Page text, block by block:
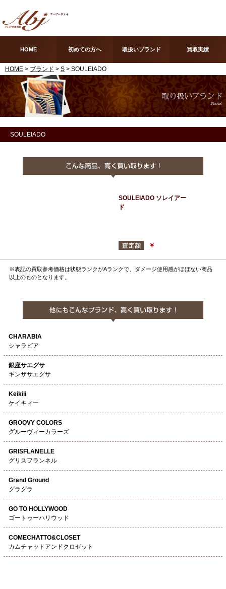
HOME 初めての方へ 取扱いブランド 買取実績
HOME > ブランド > S > SOULEIADO
SOULEIADO
SOULEIADO ソレイアー
ド
￥
※表記の買取参考価格は状態ランクがAランクで、ダメージ使用感がほぼない商品
以上のものとなります。
CHARABIA
シャラビア
銀座サエグサ
ギンザサエグサ
Keikiii
ケイキィー
GROOVY COLORS
グルーヴィーカラーズ
GRISFLANELLE
グリスフランネル
Grand Ground
グラグラ
GO TO HOLLYWOOD
ゴートゥーハリウッド
COMECHATTO&CLOSET
カムチャットアンドクロゼット